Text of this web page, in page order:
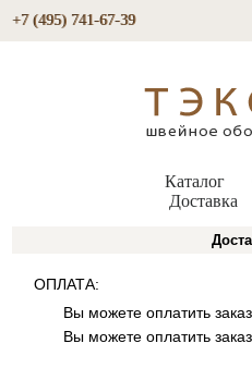
+7 (495) 741-67-39
Каталог
Доставка
ОПЛАТА:
Вы можете оплатить
Вы можете оплатить